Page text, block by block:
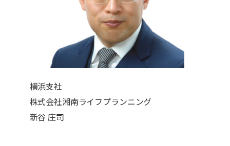
横浜支社
株式会社湘南ライフプランニング
新谷 庄司